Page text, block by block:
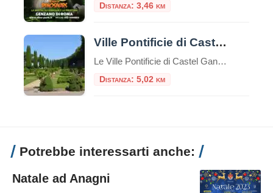
Distanza: 3,46 km
Ville Pontificie di Castel Gandolfo
Le Ville Pontificie di Castel Gandolfo sono un insieme di palazzi e giardini appartenenti al Vaticano; estese per circa 55 ettari, più della Città del Vaticano nel centro di Roma che è solo 44 ettari. È una delle più grandi aree extraterritoriali della Santa Sede in Italia. Comprende il Palazzo Papale e tre ville storiche: […]
Distanza: 5,02 km
Potrebbe interessarti anche:
Natale ad Anagni